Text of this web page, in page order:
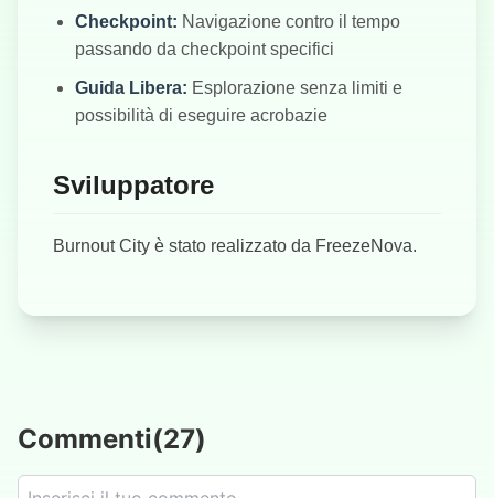
Checkpoint: Navigazione contro il tempo
passando da checkpoint specifici
Guida Libera: Esplorazione senza limiti e
possibilità di eseguire acrobazie
Sviluppatore
Burnout City è stato realizzato da FreezeNova.
Commenti(27)